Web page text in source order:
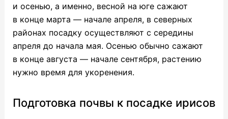
и осенью, а именно, весной на юге сажают
в конце марта — начале апреля, в северных
районах посадку осуществляют с середины
апреля до начала мая. Осенью обычно сажают
в конце августа — начале сентября, растению
нужно время для укоренения.
Подготовка почвы к посадке ирисов